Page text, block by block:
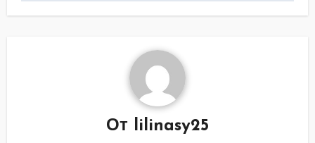
От lilinasy25